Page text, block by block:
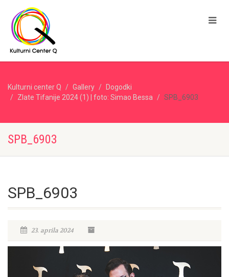
Kulturni center Q Gallery
Dogodki
Zlate Tifanije 2024 (1) | foto: Simao Bessa
SPB_6903
SPB_6903
SPB_6903
23. aprila 2024